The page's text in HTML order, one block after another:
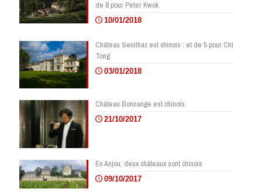
de 8 pour Peter Kwok
10/01/2018
Château Senilhac est chinois : et de 5 pour Chi
Tong
03/01/2018
Château Bonnange est chinois
21/10/2017
En Anjou, deux châteaux sont chinois
09/10/2017